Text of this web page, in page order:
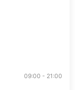
09:00 - 21:00